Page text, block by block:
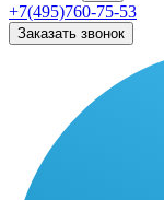
+7(495)760-75-53
Заказать звонок